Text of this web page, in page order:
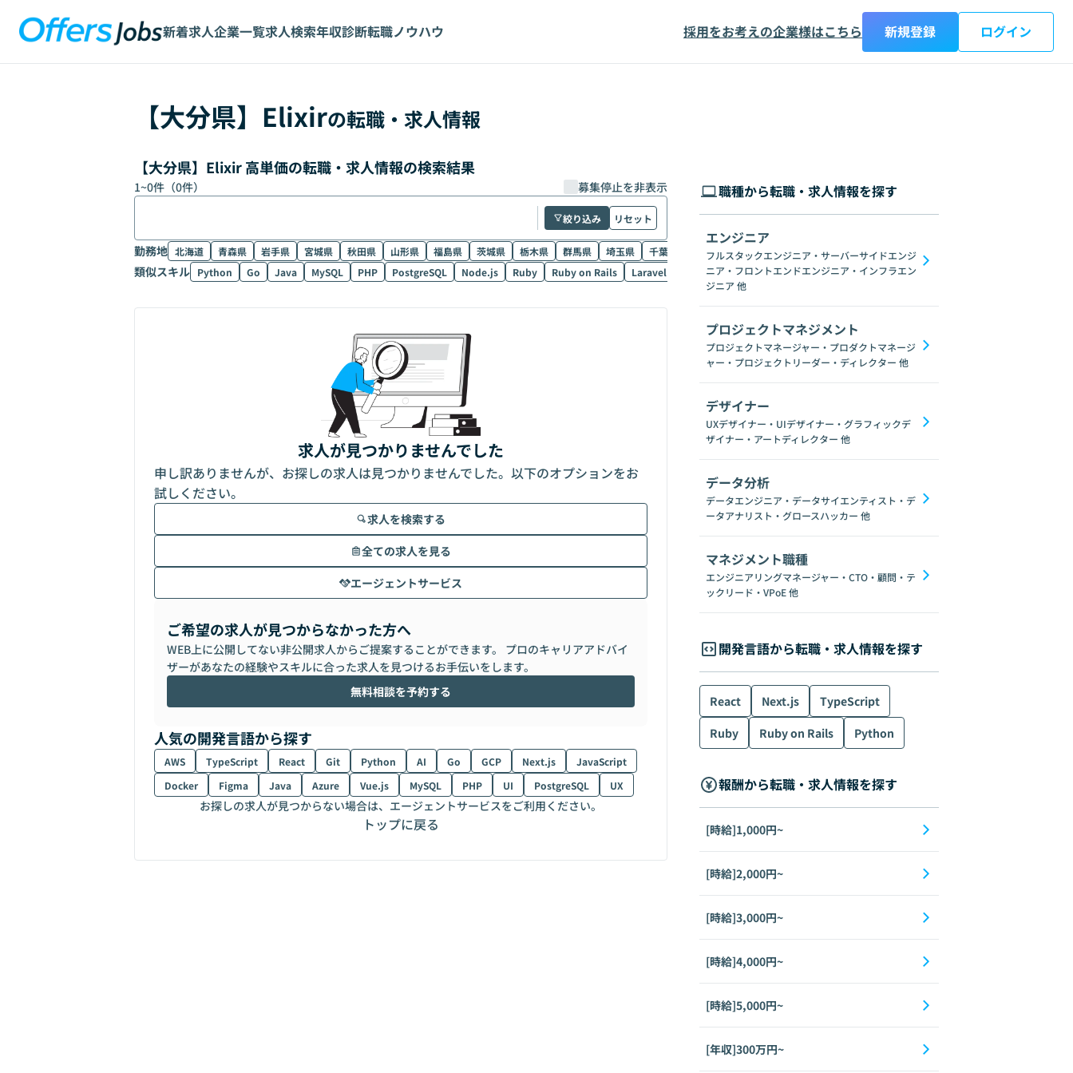
新着求人企業一覧求人検索年収診断転職ノウハウ 採用をお考えの企業様はこちら 新規登録 ログイン
【大分県】 Elixirの転職・求人情報
【大分県】Elixir 高単価の転職・求人情報の検索結果
1~0件（0件） 募集停止を非表示
絞り込み リセット
勤務地 北海道 青森県 岩手県 宮城県 秋田県 山形県 福島県 茨城県 栃木県 群馬県 埼玉県 千葉県 東京都 神奈川県 新潟県 富山県 石川県
類似スキル Python Go Java MySQL PHP PostgreSQL Node.js Ruby Ruby on Rails Laravel C# GraphQL SpringFramework Redis
求人が見つかりませんでした
申し訳ありませんが、お探しの求人は見つかりませんでした。以下のオプションをお
試しください。
求人を検索する
全ての求人を見る
エージェントサービス
ご希望の求人が見つからなかった方へ
WEB上に公開してない非公開求人からご提案することができます。 プロのキャリアアドバイ
ザーがあなたの経験やスキルに合った求人を見つけるお手伝いをします。
無料相談を予約する
人気の開発言語から探す
AWS TypeScript React Git Python AI Go GCP Next.js
JavaScript
Docker
Figma Java Azure Vue.js MySQL PHP UI PostgreSQL UX
お探しの求人が見つからない場合は、エージェントサービスをご利用ください。
トップに戻る
職種から転職・求人情報を探す
エンジニア
フルスタックエンジニア・サーバーサイドエンジ
ニア・フロントエンドエンジニア・インフラエン
ジニア 他
プロジェクトマネジメント
プロジェクトマネージャー・プロダクトマネージ
ャー・プロジェクトリーダー・ディレクター 他
デザイナー
UXデザイナー・UIデザイナー・グラフィックデ
ザイナー・アートディレクター 他
データ分析
データエンジニア・データサイエンティスト・デ
ータアナリスト・グロースハッカー 他
マネジメント職種
エンジニアリングマネージャー・CTO・顧問・テ
ックリード・VPoE他
開発言語から転職・求人情報を探す
React Next.js
TypeScript
Ruby
Ruby on Rails Python
報酬から転職・求人情報を探す
[時給]1,000円~
[時給]2,000円~
[時給]3,000円~
[時給]4,000円~
[時給]5,000円~
[年収]300万円~